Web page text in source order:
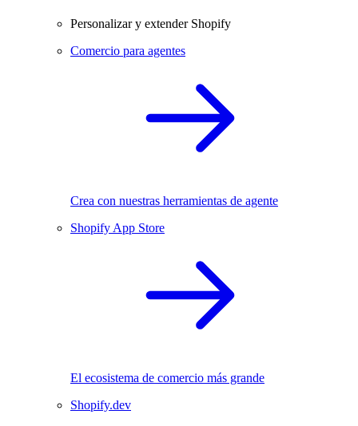
Personalizar y extender Shopify
Comercio para agentes
Crea con nuestras herramientas de agente
Shopify App Store
El ecosistema de comercio más grande
Shopify.dev